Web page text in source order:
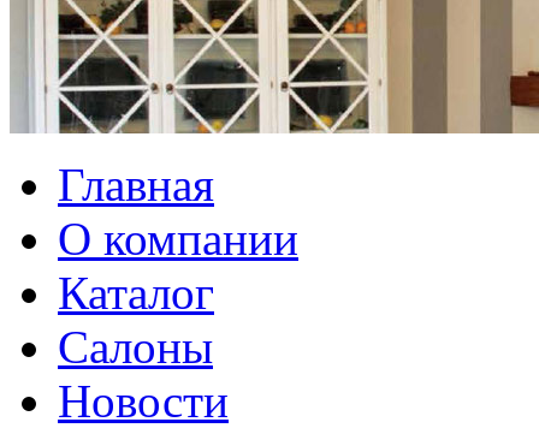
Главная
О компании
Каталог
Салоны
Новости